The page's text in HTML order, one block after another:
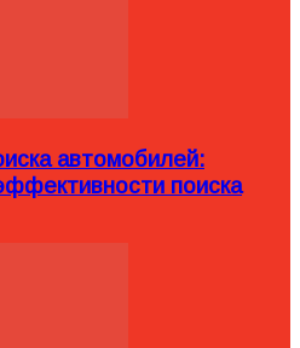
автомобилей:
поиска